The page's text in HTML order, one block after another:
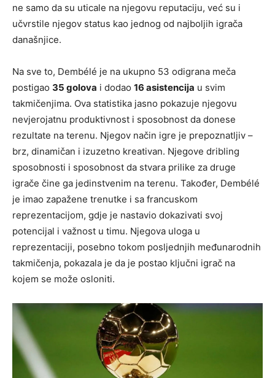
ne samo da su uticale na njegovu reputaciju, već su i
učvrstile njegov status kao jednog od najboljih igrača
današnjice.
Na sve to, Dembélé je na ukupno 53 odigrana meča
postigao 35 golova i dodao 16 asistencija u svim
takmičenjima. Ova statistika jasno pokazuje njegovu
nevjerojatnu produktivnost i sposobnost da donese
rezultate na terenu. Njegov način igre je prepoznatljiv –
brz, dinamičan i izuzetno kreativan. Njegove dribling
sposobnosti i sposobnost da stvara prilike za druge
igrače čine ga jedinstvenim na terenu. Također, Dembélé
je imao zapažene trenutke i sa francuskom
reprezentacijom, gdje je nastavio dokazivati svoj
potencijal i važnost u timu. Njegova uloga u
reprezentaciji, posebno tokom posljednjih međunarodnih
takmičenja, pokazala je da je postao ključni igrač na
kojem se može osloniti.